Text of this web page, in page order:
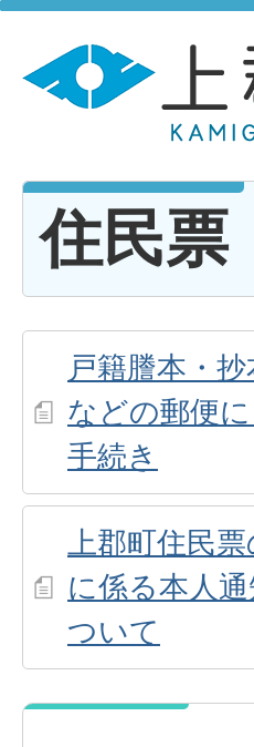
住民票
戸籍謄本・
などの郵便
手続き
上郡町住民
に係る本人
ついて